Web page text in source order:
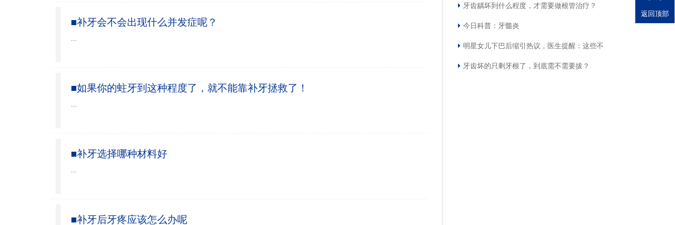
返回顶部
■补牙会不会出现什么并发症呢？
■如果你的蛀牙到这种程度了，就不能靠补牙拯救了！
■补牙选择哪种材料好
■补牙后牙疼应该怎么办呢
牙齿龋坏到什么程度，才需要做根管治疗？
今日科普：牙髓炎
明星女儿下巴后缩引热议，医生提醒：这些不
牙齿坏的只剩牙根了，到底需不需要拔？